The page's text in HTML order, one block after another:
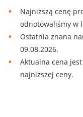
Najniższą cenę
odnotowaliśmy w
Ostatnia znana
09.08.2026.
Aktualna cena jest
najniższej ceny.